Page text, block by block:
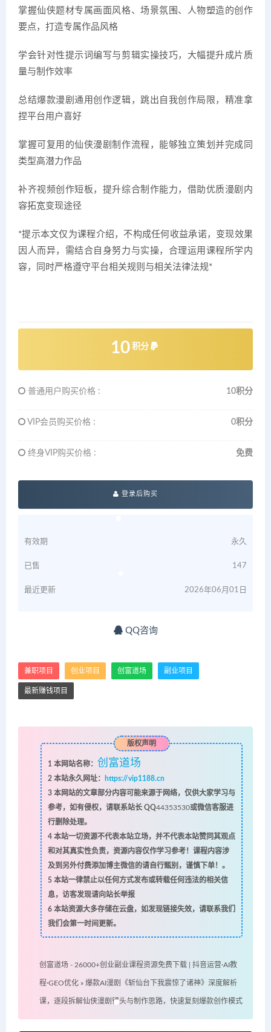
掌握仙侠题材专属画面风格、场景氛围、人物塑造的创作
要点，打造专属作品风格
学会针对性提示词编写与剪辑实操技巧，大幅提升成片质
量与制作效率
总结爆款漫剧通用创作逻辑，跳出自我创作局限，精准拿
捏平台用户喜好
掌握可复用的仙侠漫剧制作流程，能够独立策划并完成同
类型高潜力作品
补齐视频创作短板，提升综合制作能力，借助优质漫剧内
容拓宽变现途径
*提示本文仅为课程介绍，不构成任何收益承诺，变现效果
因人而异，需结合自身努力与实操，合理运用课程所学内
容，同时严格遵守平台相关规则与相关法律法规*
10 积分
普通用户购买价格 : 10积分
VIP会员购买价格 : 0积分
终身VIP购买价格 : 免费
登录后购买
有效期 永久
已售 147
最近更新 2026年06月01日
QQ咨询
兼职项目 创业项目 创富道场 副业项目
最新赚钱项目
版权声明
1 本网站名称： 创富道场
2本站永久网址：
https://vip1188.cn
3本网站的文章部分内容可能来源于网络，仅供大家学习与
参考，如有侵权，请联系站长 QQ44353530或微信客服进
行删除处理。
4本站一切资源不代表本站立场，并不代表本站赞同其观点
和对其真实性负责，资源内容仅作学习参考！课程内容涉
及到另外付费添加博主微信的请自行甄别，谨慎下单！。
5本站一律禁止以任何方式发布或转载任何违法的相关信
息，访客发现请向站长举报
6本站资源大多存储在云盘，如发现链接失效，请联系我们
我们会第一时间更新。
创富道场 - 26000+创业副业课程资源免费下载 | 抖音运营·AI教
程·GEO优化 » 爆款AI漫剧《斩仙台下我震惊了诸神》深度解析
课，逐段拆解仙侠漫剧镜头与制作思路，快速复刻爆款创作模式